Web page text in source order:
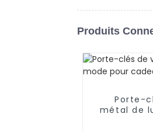
Produits
Porte-
métal de